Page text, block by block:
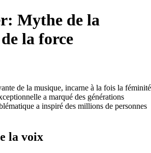
Mythe de la
la force
de la musique, incarne à la fois la féminité
a marqué des générations
a inspiré des millions de personnes
la voix